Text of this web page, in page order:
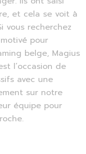
et cela se voit à
vous recherchez
pour
belge, Magius
l’occasion de
avec une
sur notre
équipe pour